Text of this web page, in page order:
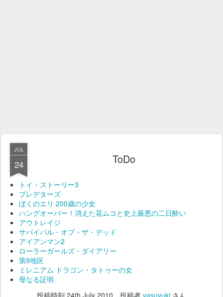
JUL
24 ToDo
トイ・ストーリー3
プレデターズ
ぼくのエリ 200歳の少女
ハングオーバー！消えた花ムコと史上最悪の二日酔い
アウトレイジ
サバイバル・オブ・ザ・デッド
アイアンマン2
ローラーガールズ・ダイアリー
第9地区
ミレニアム ドラゴン・タトゥーの女
母なる証明
投稿時刻 24th July 2010 、投稿者 yasuyuki さん